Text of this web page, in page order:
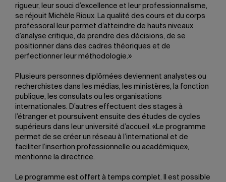
rigueur, leur souci d’excellence et leur professionnalisme,
se réjouit Michèle Rioux. La qualité des cours et du corps
professoral leur permet d’atteindre de hauts niveaux
d’analyse critique, de prendre des décisions, de se
positionner dans des cadres théoriques et de
perfectionner leur méthodologie.»
Plusieurs personnes diplômées deviennent analystes ou
recherchistes dans les médias, les ministères, la fonction
publique, les consulats ou les organisations
internationales. D’autres effectuent des stages à
l’étranger et poursuivent ensuite des études de cycles
supérieurs dans leur université d’accueil. «Le programme
permet de se créer un réseau à l’international et de
faciliter l’insertion professionnelle ou académique»,
mentionne la directrice.
Le programme est offert à temps complet. Il est possible